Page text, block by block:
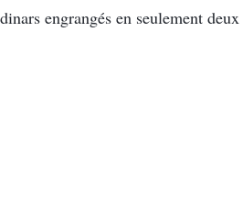
dinars engrangés en seulement